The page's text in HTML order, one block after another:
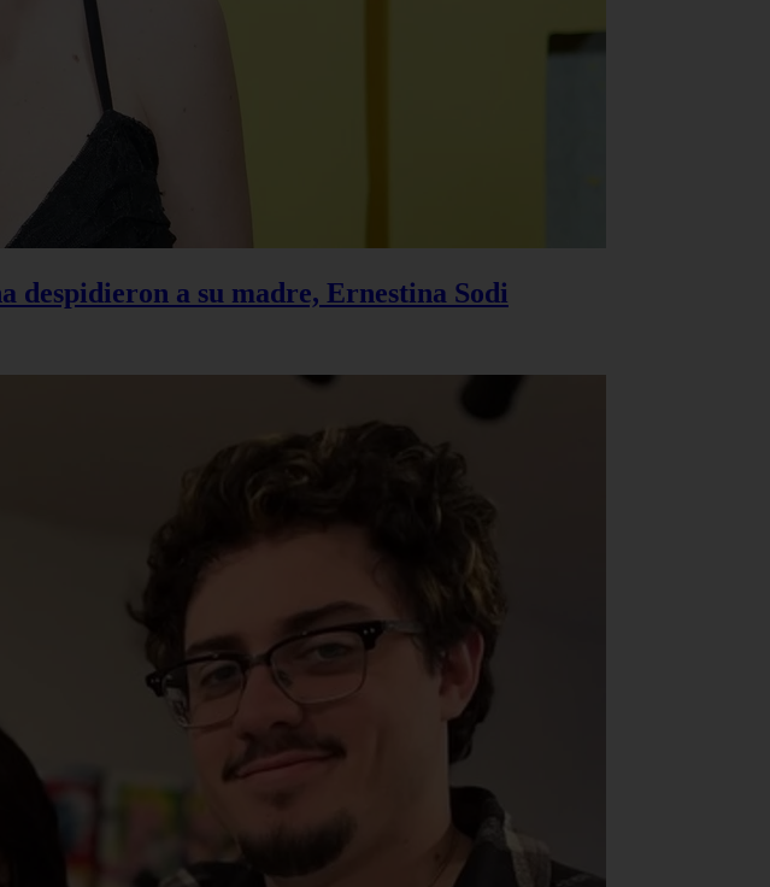
despidieron a su madre, Ernestina Sodi